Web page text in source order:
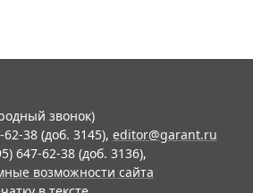
звонок)
38 (доб. 3145), editor@garant.ru
647-62-38 (доб. 3136),
возможности сайта